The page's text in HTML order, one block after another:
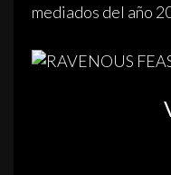
mediados del año